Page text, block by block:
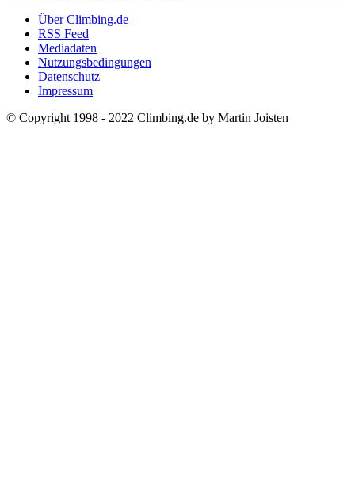
Über Climbing.de
RSS Feed
Mediadaten
Nutzungsbedingungen
Datenschutz
Impressum
© Copyright 1998 - 2022 Climbing.de by Martin Joisten